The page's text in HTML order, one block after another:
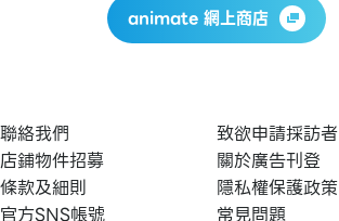
animate 網上商店
聯絡我們
致欲申請採訪者
店鋪物件招募
關於廣告刊登
條款及細則
隱私權保護政策
官方SNS帳號
常見問題